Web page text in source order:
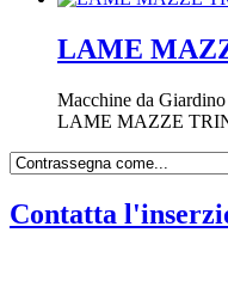
LAME
Macchine da Giardino
LAME MAZZE
Contatta